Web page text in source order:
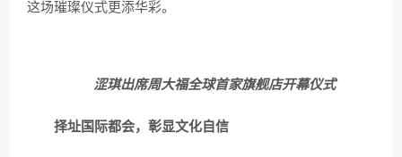
这场璀璨仪式更添华彩。
涩琪出席周大福全球首家旗舰店开幕仪式
择址国际都会，彰显文化自信